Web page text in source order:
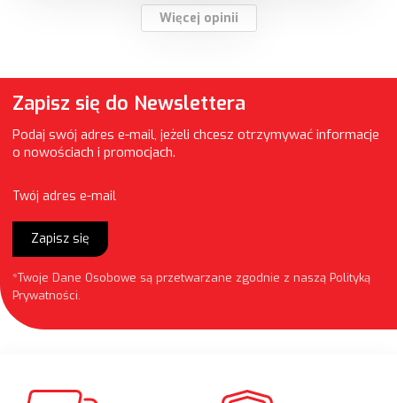
Więcej opinii
Zapisz się do Newslettera
Podaj swój adres e-mail, jeżeli chcesz otrzymywać informacje
o nowościach i promocjach.
Twój adres e-mail
Zapisz się
*Twoje Dane Osobowe są przetwarzane zgodnie z naszą Polityką
Prywatności.